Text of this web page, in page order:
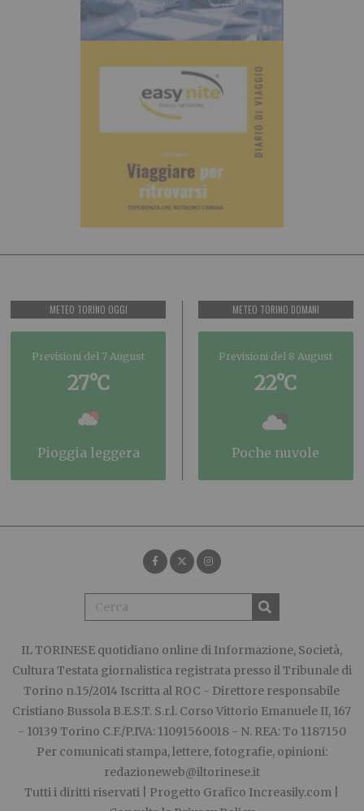
METEO TORINO OGGI
Previsioni del 7 August
27°C
pioggia leggera
METEO TORINO DOMANI
Previsioni del 8 August
22°C
poche nuvole
IL TORINESE quotidiano online di Informazione, Società,
Cultura Testata giornalistica registrata presso il Tribunale di
Torino n.15/2014 Iscritta al ROC - Direttore responsabile
Cristiano Bussola B.E.S.T. S.r.l. Corso Vittorio Emanuele II, 167
- 10139 Torino C.F./P.IVA: 11091560018 - N. REA: To 1187150
Per comunicati stampa, lettere, fotografie, opinioni:
redazioneweb@iltorinese.it
Tutti i diritti riservati | Progetto Grafico Increasily.com